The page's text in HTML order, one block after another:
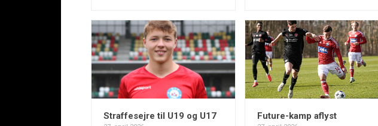
Straffesejre til U19 og U17 Future-kamp aflyst